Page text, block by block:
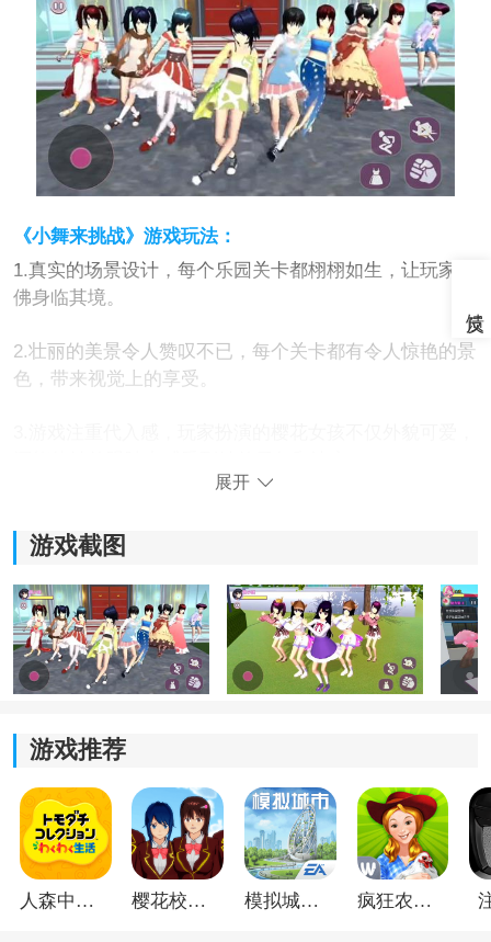
《小舞来挑战》游戏玩法：
1.真实的场景设计，每个乐园关卡都栩栩如生，让玩家仿
佛身临其境。
2.壮丽的美景令人赞叹不已，每个关卡都有令人惊艳的景
色，带来视觉上的享受。
自独特的技能和特点，增加了游戏的多样性。
《小舞来挑战》游戏优势：
*升级能力是游戏中获得优势的重要途径，通过不断挑战
关卡来提高自己的技能和反应能力。
展开
游戏截图
游戏推荐
人森中文版 樱花校园模拟器1.048.00中文版 模拟城市我是巿长联机版 疯狂农场3美国派19